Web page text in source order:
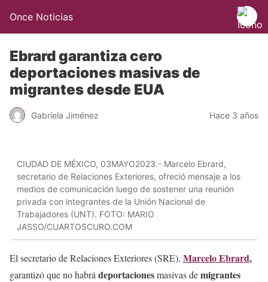
Once Noticias
Ebrard garantiza cero
deportaciones masivas de
migrantes desde EUA
Gabriela Jiménez Hace 3 años
CIUDAD DE MÉXICO, 03MAYO2023.- Marcelo Ebrard,
secretario de Relaciones Exteriores, ofreció mensaje a los
medios de comunicación luego de sostener una reunión
privada con integrantes de la Unión Nacional de
Trabajadores (UNT). FOTO: MARIO
JASSO/CUARTOSCURO.COM
El secretario de Relaciones Exteriores (SRE), Marcelo Ebrard,
garantizó que no habrá deportacionesmasivas demigrantes